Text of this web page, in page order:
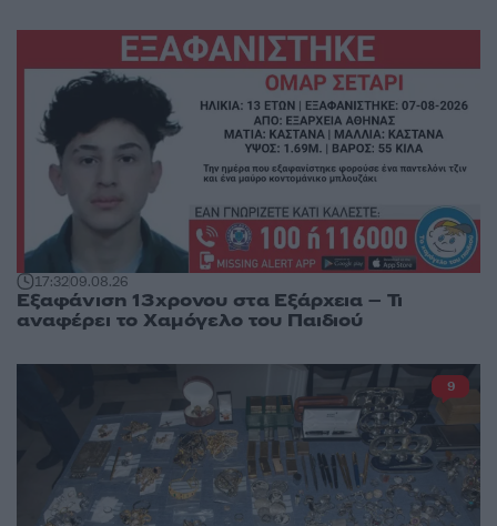
17:3209.08.26
Εξαφάνιση 13χρονου στα Εξάρχεια – Τι
αναφέρει το Χαμόγελο του Παιδιού
9